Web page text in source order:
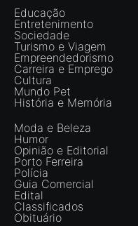
Educação
Entretenimento
Sociedade
Turismo e Viagem
Empreendedorismo
Carreira e Emprego
Cultura
Mundo Pet
História e Memória
Moda e Beleza
Humor
Opinião e Editorial
Porto Ferreira
Polícia
Guia Comercial
Edital
Classificados
Obituário